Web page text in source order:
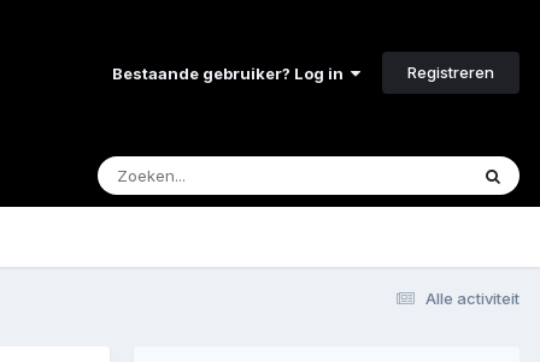
Bestaande gebruiker? Log in Registreren
Alle activiteit